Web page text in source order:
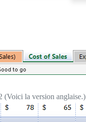
(Voici la version anglaise.)